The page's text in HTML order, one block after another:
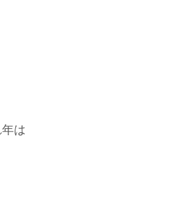
は